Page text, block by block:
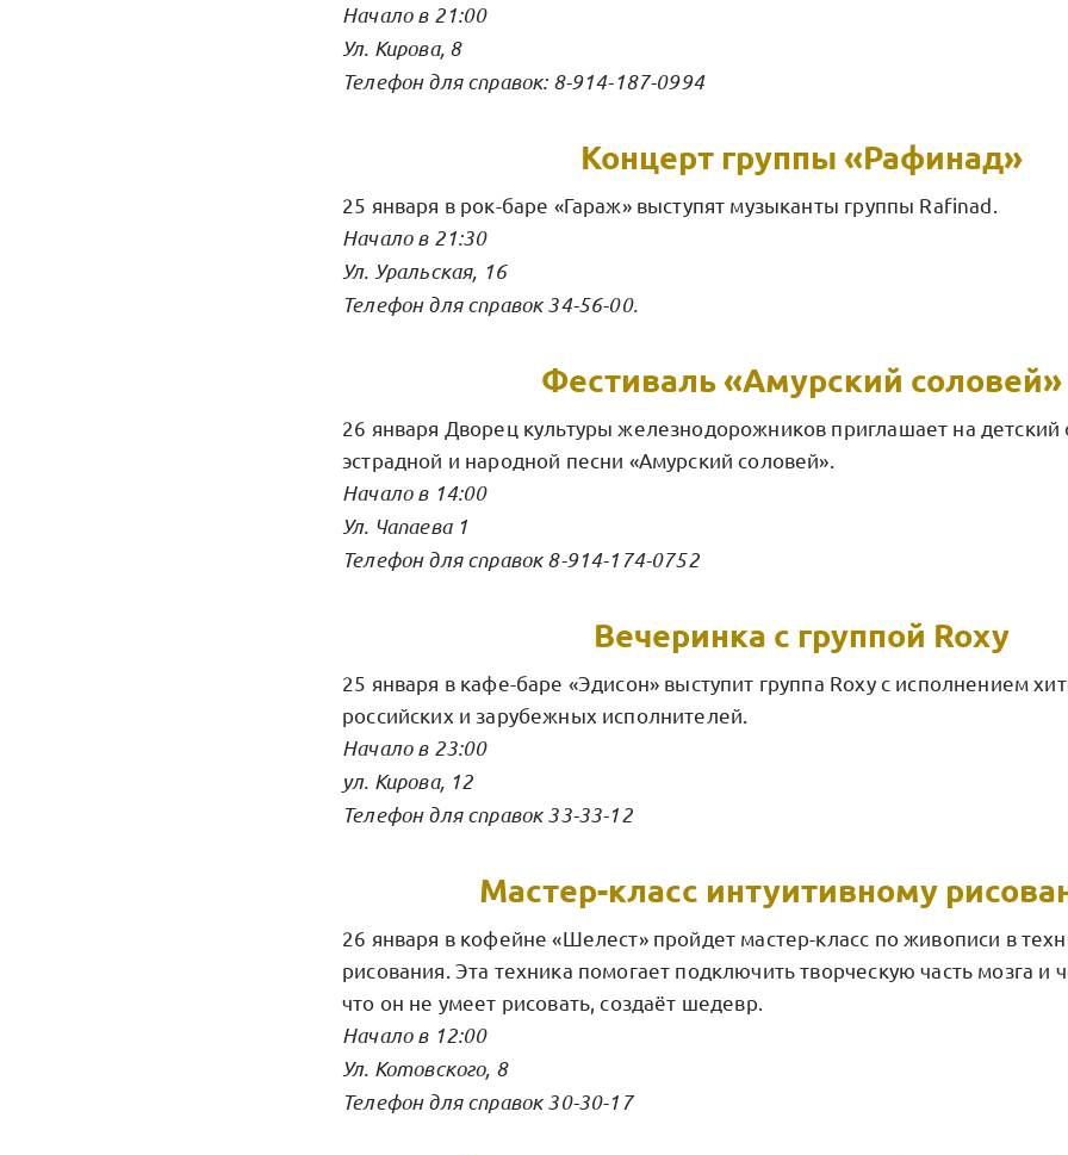
Начало в 21:00
Ул. Кирова, 8
Телефон для справок: 8-914-187-0994
Концерт группы «Рафинад»
25 января в рок-баре «Гараж» выступят музыканты группы Rafinad.
Начало в 21:30
Ул. Уральская, 16
Телефон для справок 34-56-00.
Фестиваль «Амурский соловей»
26 января Дворец культуры железнодорожников приглашает на детский
эстрадной и народной песни «Амурский соловей».
Начало в 14:00
Ул. Чапаева 1
Телефон для справок 8-914-174-0752
Вечеринка с группой Roxy
25 января в кафе-баре «Эдисон» выступит группа Roxy с исполнением
российских и зарубежных исполнителей.
Начало в 23:00
ул. Кирова, 12
Телефон для справок 33-33-12
Мастер-класс интуитивному
26 января в кофейне «Шелест» пройдет мастер-класс по живописи в
рисования. Эта техника помогает подключить творческую часть мозга
что он не умеет рисовать, создаёт шедевр.
Начало в 12:00
Ул. Котовского, 8
Телефон для справок 30-30-17